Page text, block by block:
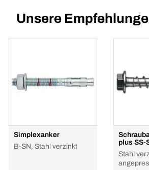
Unsere
Simplexanker
B-SN, Stahl verzinkt
plus SS-
Stahl